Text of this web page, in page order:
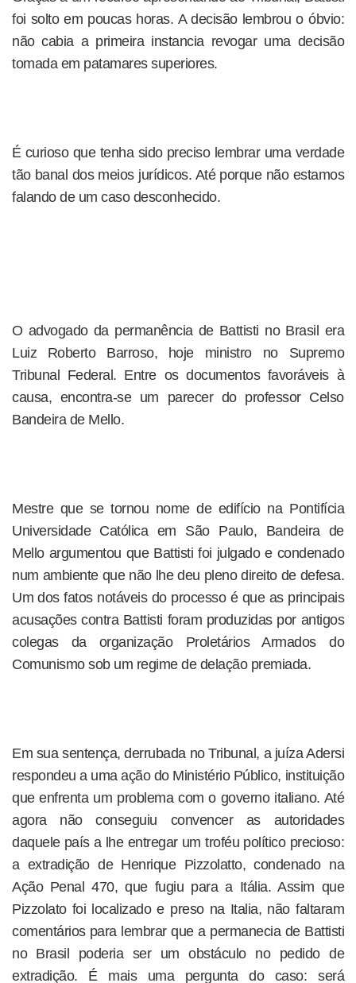
foi solto em poucas horas. A decisão lembrou o óbvio:
não cabia a primeira instancia revogar uma decisão
tomada em patamares superiores.
É curioso que tenha sido preciso lembrar uma verdade
tão banal dos meios jurídicos. Até porque não estamos
falando de um caso desconhecido.
O advogado da permanência de Battisti no Brasil era
Luiz Roberto Barroso, hoje ministro no Supremo
Tribunal Federal. Entre os documentos favoráveis à
causa, encontra-se um parecer do professor Celso
Bandeira de Mello.
Mestre que se tornou nome de edifício na Pontifícia
Universidade Católica em São Paulo, Bandeira de
Mello argumentou que Battisti foi julgado e condenado
num ambiente que não lhe deu pleno direito de defesa.
Um dos fatos notáveis do processo é que as principais
acusações contra Battisti foram produzidas por antigos
colegas da organização Proletários Armados do
Comunismo sob um regime de delação premiada.
Em sua sentença, derrubada no Tribunal, a juíza Adersi
respondeu a uma ação do Ministério Público, instituição
que enfrenta um problema com o governo italiano. Até
agora não conseguiu convencer as autoridades
daquele país a lhe entregar um troféu político precioso:
a extradição de Henrique Pizzolatto, condenado na
Ação Penal 470, que fugiu para a Itália. Assim que
Pizzolato foi localizado e preso na Italia, não faltaram
comentários para lembrar que a permanecia de Battisti
no Brasil poderia ser um obstáculo no pedido de
extradição. É mais uma pergunta do caso: será